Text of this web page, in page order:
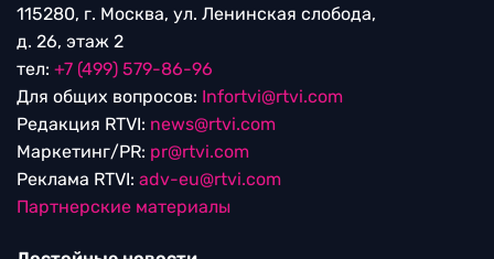
115280, г. Москва, ул. Ленинская слобода,
д. 26, этаж 2
тел: +7 (499) 579-86-96
Для общих вопросов: Infortvi@rtvi.com
Редакция RTVI: news@rtvi.com
Маркетинг/PR: pr@rtvi.com
Реклама RTVI: adv-eu@rtvi.com
Партнерские материалы